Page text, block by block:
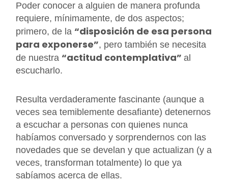
Poder conocer a alguien de manera profunda
requiere, mínimamente, de dos aspectos;
primero, de la “disposición de esa persona
para exponerse”, pero también se necesita
de nuestra “actitud contemplativa”al
escucharlo.
Resulta verdaderamente fascinante (aunque a
veces sea temiblemente desafiante) detenernos
a escuchar a personas con quienes nunca
habíamos conversado y sorprendernos con las
novedades que se develan y que actualizan (y a
veces, transforman totalmente) lo que ya
sabíamos acerca de ellas.